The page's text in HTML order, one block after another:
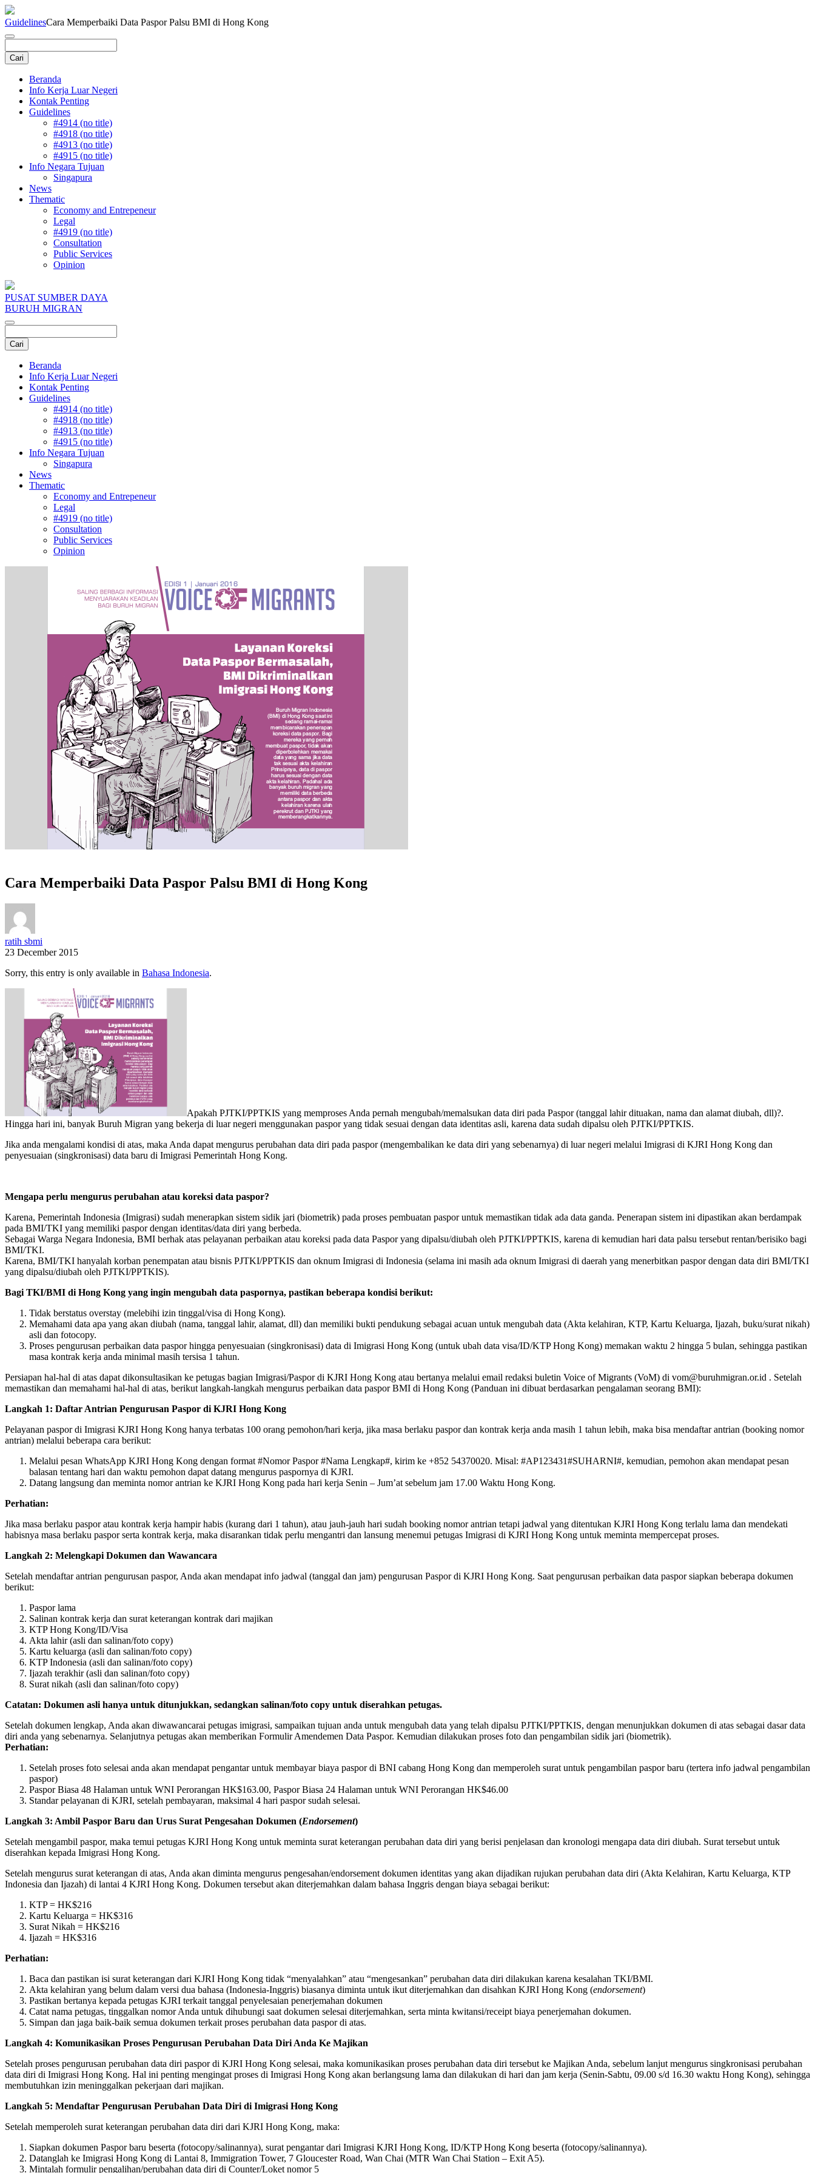
GuidelinesCara Memperbaiki Data Paspor Palsu BMI di Hong Kong
Beranda
Info Kerja Luar Negeri
Kontak Penting
Guidelines
#4914 (no title)
#4918 (no title)
#4913 (no title)
#4915 (no title)
Info Negara Tujuan
Singapura
News
Thematic
Economy and Entrepeneur
Legal
#4919 (no title)
Consultation
Public Services
Opinion
PUSAT SUMBER DAYA
BURUH MIGRAN
Beranda
Info Kerja Luar Negeri
Kontak Penting
Guidelines
#4914 (no title)
#4918 (no title)
#4913 (no title)
#4915 (no title)
Info Negara Tujuan
Singapura
News
Thematic
Economy and Entrepeneur
Legal
#4919 (no title)
Consultation
Public Services
Opinion
Cara Memperbaiki Data Paspor Palsu BMI di Hong Kong
ratih sbmi
23 December 2015
Sorry, this entry is only available in Bahasa Indonesia.
Apakah PJTKI/PPTKIS yang memproses Anda pernah mengubah/memalsukan data diri pada Paspor (tanggal lahir dituakan, nama dan alamat diubah, dll)?.
Hingga hari ini, banyak Buruh Migran yang bekerja di luar negeri menggunakan paspor yang tidak sesuai dengan data identitas asli, karena data sudah dipalsu oleh PJTKI/PPTKIS.
Jika anda mengalami kondisi di atas, maka Anda dapat mengurus perubahan data diri pada paspor (mengembalikan ke data diri yang sebenarnya) di luar negeri melalui Imigrasi di KJRI Hong Kong dan
penyesuaian (singkronisasi) data baru di Imigrasi Pemerintah Hong Kong.
Mengapa perlu mengurus perubahan atau koreksi data paspor?
Karena, Pemerintah Indonesia (Imigrasi) sudah menerapkan sistem sidik jari (biometrik) pada proses pembuatan paspor untuk memastikan tidak ada data ganda. Penerapan sistem ini dipastikan akan berdampak
pada BMI/TKI yang memiliki paspor dengan identitas/data diri yang berbeda.
Sebagai Warga Negara Indonesia, BMI berhak atas pelayanan perbaikan atau koreksi pada data Paspor yang dipalsu/diubah oleh PJTKI/PPTKIS, karena di kemudian hari data palsu tersebut rentan/berisiko bagi
BMI/TKI.
Karena, BMI/TKI hanyalah korban penempatan atau bisnis PJTKI/PPTKIS dan oknum Imigrasi di Indonesia (selama ini masih ada oknum Imigrasi di daerah yang menerbitkan paspor dengan data diri BMI/TKI
yang dipalsu/diubah oleh PJTKI/PPTKIS).
Bagi TKI/BMI di Hong Kong yang ingin mengubah data paspornya, pastikan beberapa kondisi berikut:
Tidak berstatus overstay (melebihi izin tinggal/visa di Hong Kong).
Memahami data apa yang akan diubah (nama, tanggal lahir, alamat, dll) dan memiliki bukti pendukung sebagai acuan untuk mengubah data (Akta kelahiran, KTP, Kartu Keluarga, Ijazah, buku/surat nikah)
asli dan fotocopy.
Proses pengurusan perbaikan data paspor hingga penyesuaian (singkronisasi) data di Imigrasi Hong Kong (untuk ubah data visa/ID/KTP Hong Kong) memakan waktu 2 hingga 5 bulan, sehingga pastikan
masa kontrak kerja anda minimal masih tersisa 1 tahun.
Persiapan hal-hal di atas dapat dikonsultasikan ke petugas bagian Imigrasi/Paspor di KJRI Hong Kong atau bertanya melalui email redaksi buletin Voice of Migrants (VoM) di vom@buruhmigran.or.id . Setelah
memastikan dan memahami hal-hal di atas, berikut langkah-langkah mengurus perbaikan data paspor BMI di Hong Kong (Panduan ini dibuat berdasarkan pengalaman seorang BMI):
Langkah 1: Daftar Antrian Pengurusan Paspor di KJRI Hong Kong
Pelayanan paspor di Imigrasi KJRI Hong Kong hanya terbatas 100 orang pemohon/hari kerja, jika masa berlaku paspor dan kontrak kerja anda masih 1 tahun lebih, maka bisa mendaftar antrian (booking nomor
antrian) melalui beberapa cara berikut:
Melalui pesan WhatsApp KJRI Hong Kong dengan format #Nomor Paspor #Nama Lengkap#, kirim ke +852 54370020. Misal: #AP123431#SUHARNI#, kemudian, pemohon akan mendapat pesan
balasan tentang hari dan waktu pemohon dapat datang mengurus paspornya di KJRI.
Datang langsung dan meminta nomor antrian ke KJRI Hong Kong pada hari kerja Senin – Jum’at sebelum jam 17.00 Waktu Hong Kong.
Perhatian:
Jika masa berlaku paspor atau kontrak kerja hampir habis (kurang dari 1 tahun), atau jauh-jauh hari sudah booking nomor antrian tetapi jadwal yang ditentukan KJRI Hong Kong terlalu lama dan mendekati
habisnya masa berlaku paspor serta kontrak kerja, maka disarankan tidak perlu mengantri dan lansung menemui petugas Imigrasi di KJRI Hong Kong untuk meminta mempercepat proses.
Langkah 2: Melengkapi Dokumen dan Wawancara
Setelah mendaftar antrian pengurusan paspor, Anda akan mendapat info jadwal (tanggal dan jam) pengurusan Paspor di KJRI Hong Kong. Saat pengurusan perbaikan data paspor siapkan beberapa dokumen
berikut:
Paspor lama
Salinan kontrak kerja dan surat keterangan kontrak dari majikan
KTP Hong Kong/ID/Visa
Akta lahir (asli dan salinan/foto copy)
Kartu keluarga (asli dan salinan/foto copy)
KTP Indonesia (asli dan salinan/foto copy)
Ijazah terakhir (asli dan salinan/foto copy)
Surat nikah (asli dan salinan/foto copy)
Catatan: Dokumen asli hanya untuk ditunjukkan, sedangkan salinan/foto copy untuk diserahkan petugas.
Setelah dokumen lengkap, Anda akan diwawancarai petugas imigrasi, sampaikan tujuan anda untuk mengubah data yang telah dipalsu PJTKI/PPTKIS, dengan menunjukkan dokumen di atas sebagai dasar data
diri anda yang sebenarnya. Selanjutnya petugas akan memberikan Formulir Amendemen Data Paspor. Kemudian dilakukan proses foto dan pengambilan sidik jari (biometrik).
Perhatian:
Setelah proses foto selesai anda akan mendapat pengantar untuk membayar biaya paspor di BNI cabang Hong Kong dan memperoleh surat untuk pengambilan paspor baru (tertera info jadwal pengambilan
paspor)
Paspor Biasa 48 Halaman untuk WNI Perorangan HK$163.00, Paspor Biasa 24 Halaman untuk WNI Perorangan HK$46.00
Standar pelayanan di KJRI, setelah pembayaran, maksimal 4 hari paspor sudah selesai.
Langkah 3: Ambil Paspor Baru dan Urus Surat Pengesahan Dokumen (Endorsement)
Setelah mengambil paspor, maka temui petugas KJRI Hong Kong untuk meminta surat keterangan perubahan data diri yang berisi penjelasan dan kronologi mengapa data diri diubah. Surat tersebut untuk
diserahkan kepada Imigrasi Hong Kong.
Setelah mengurus surat keterangan di atas, Anda akan diminta mengurus pengesahan/endorsement dokumen identitas yang akan dijadikan rujukan perubahan data diri (Akta Kelahiran, Kartu Keluarga, KTP
Indonesia dan Ijazah) di lantai 4 KJRI Hong Kong. Dokumen tersebut akan diterjemahkan dalam bahasa Inggris dengan biaya sebagai berikut:
KTP = HK$216
Kartu Keluarga = HK$316
Surat Nikah = HK$216
Ijazah = HK$316
Perhatian:
Baca dan pastikan isi surat keterangan dari KJRI Hong Kong tidak “menyalahkan” atau “mengesankan” perubahan data diri dilakukan karena kesalahan TKI/BMI.
Akta kelahiran yang belum dalam versi dua bahasa (Indonesia-Inggris) biasanya diminta untuk ikut diterjemahkan dan disahkan KJRI Hong Kong (endorsement)
Pastikan bertanya kepada petugas KJRI terkait tanggal penyelesaian penerjemahan dokumen
Catat nama petugas, tinggalkan nomor Anda untuk dihubungi saat dokumen selesai diterjemahkan, serta minta kwitansi/receipt biaya penerjemahan dokumen.
Simpan dan jaga baik-baik semua dokumen terkait proses perubahan data paspor di atas.
Langkah 4: Komunikasikan Proses Pengurusan Perubahan Data Diri Anda Ke Majikan
Setelah proses pengurusan perubahan data diri paspor di KJRI Hong Kong selesai, maka komunikasikan proses perubahan data diri tersebut ke Majikan Anda, sebelum lanjut mengurus singkronisasi perubahan
data diri di Imigrasi Hong Kong. Hal ini penting mengingat proses di Imigrasi Hong Kong akan berlangsung lama dan dilakukan di hari dan jam kerja (Senin-Sabtu, 09.00 s/d 16.30 waktu Hong Kong), sehingga
membutuhkan izin meninggalkan pekerjaan dari majikan.
Langkah 5: Mendaftar Pengurusan Perubahan Data Diri di Imigrasi Hong Kong
Setelah memperoleh surat keterangan perubahan data diri dari KJRI Hong Kong, maka:
Siapkan dokumen Paspor baru beserta (fotocopy/salinannya), surat pengantar dari Imigrasi KJRI Hong Kong, ID/KTP Hong Kong beserta (fotocopy/salinannya).
Datanglah ke Imigrasi Hong Kong di Lantai 8, Immigration Tower, 7 Gloucester Road, Wan Chai (MTR Wan Chai Station – Exit A5).
Mintalah formulir pengalihan/perubahan data diri di Counter/Loket nomor 5